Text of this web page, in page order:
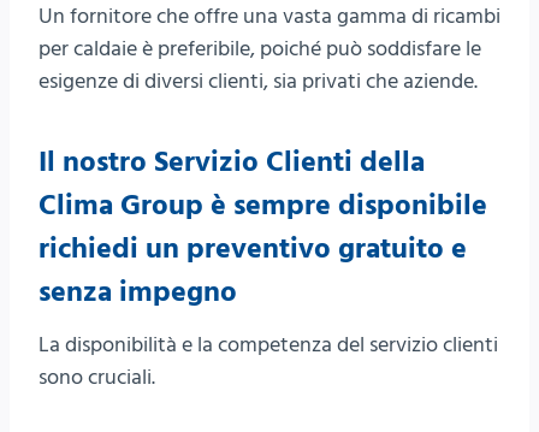
Un fornitore che offre una vasta gamma di ricambi
per caldaie è preferibile, poiché può soddisfare le
esigenze di diversi clienti, sia privati che aziende.
Il nostro Servizio Clienti della
Clima Group è sempre disponibile
richiedi un preventivo gratuito e
senza impegno
La disponibilità e la competenza del servizio clienti
sono cruciali.